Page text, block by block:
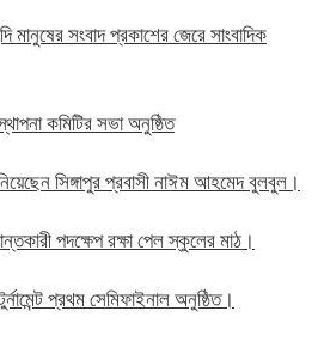
মানুষের সংবাদ প্রকাশের জেরে সাংবাদিক
কমিটির সভা অনুষ্ঠিত
সিঙ্গাপুর প্রবাসী নাঈম আহমেদ বুলবুল।
পদক্ষেপ রক্ষা পেল স্কুলের মাঠ।
প্রথম সেমিফাইনাল অনুষ্ঠিত।